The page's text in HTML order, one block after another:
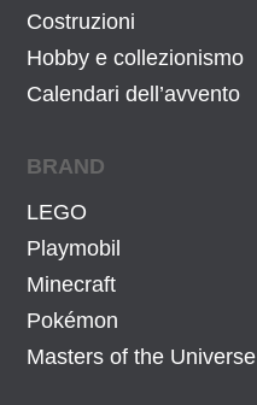
Costruzioni
Hobby e collezionismo
Calendari dell’avvento
BRAND
LEGO
Playmobil
Minecraft
Pokémon
Masters of the Universe